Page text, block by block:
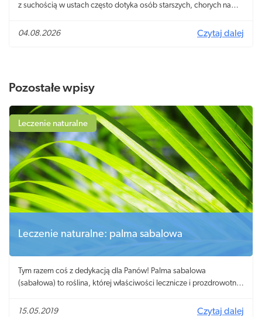
z suchością w ustach często dotyka osób starszych, chorych na
04.08.2026
Czytaj dalej
Pozostałe wpisy
Leczenie naturalne
Leczenie naturalne: palma sabalowa
Tym razem coś z dedykacją dla Panów! Palma sabalowa
(sabałowa) to roślina, której właściwości lecznicze i prozdrowotne
wyciągiem z owoców palmy sabalowej stosowane są jako
15.05.2019 Czytaj dalej